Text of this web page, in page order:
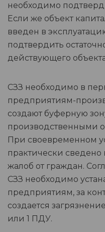
необходимо
Если же объект
введен в
подтвердить
действующего
СЗЗ необходимо в
предприятиям-
создают буферную
производственными
При своевременном
практически
жалоб от граждан.
СЗЗ необходимо
предприятиям, за
создается
или 1 ПДУ.